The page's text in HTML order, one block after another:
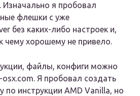
Изначально я пробовал
флешки с уже
без каких-либо настроек и,
чему хорошему не привело.
файлы, конфиги можно
osx.com. Я пробовал создать
по инструкции AMD Vanilla, но